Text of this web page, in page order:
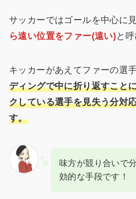
サッカーではゴールを中心に
ら遠い位置をファー(遠い) と呼
キッカーがあえてファーの選
ディングで中に折り返すこと
クしている選手を見失う分対
す。
味方が競り合いで
効的な手段です！